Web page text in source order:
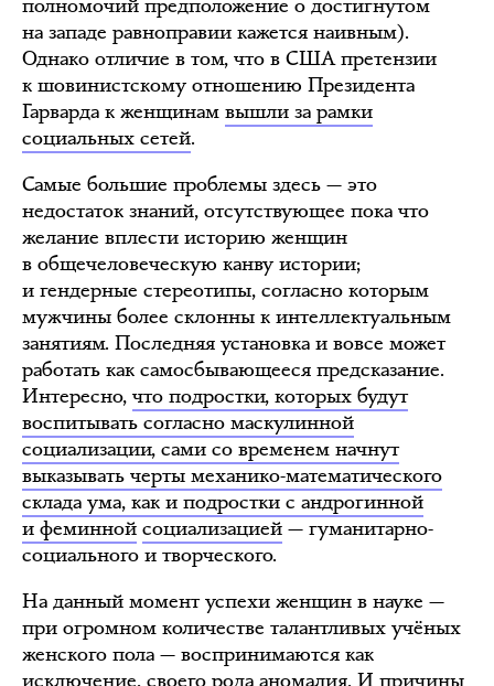
полномочий предположение о достигнутом
на западе равноправии кажется наивным).
Однако отличие в том, что в США претензии
к шовинистскому отношению Президента
Гарварда к женщинам вышли за рамки
социальных сетей.
Самые большие проблемы здесь — это
недостаток знаний, отсутствующее пока что
желание вплести историю женщин
в общечеловеческую канву истории;
и гендерные стереотипы, согласно которым
мужчины более склонны к интеллектуальным
занятиям. Последняя установка и вовсе может
работать как самосбывающееся предсказание.
Интересно, что подростки, которых будут
воспитывать согласно маскулинной
социализации, сами со временем начнут
выказывать черты механико-математического
склада ума, как и подростки с андрогинной
и феминной социализацией — гуманитарно-
социального и творческого.
На данный момент успехи женщин в науке —
при огромном количестве талантливых учёных
женского пола — воспринимаются как
исключение, своего рода аномалия. И причины